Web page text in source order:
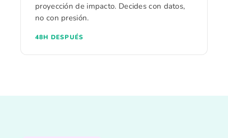
proyección de impacto. Decides con datos,
no con presión.
48H DESPUÉS